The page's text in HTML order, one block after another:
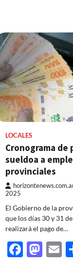
LOCALES
Cronograma de
sueldoa a
provinciales
2025
El Gobierno de la
que los días 30 y 31
realizará el pago de…